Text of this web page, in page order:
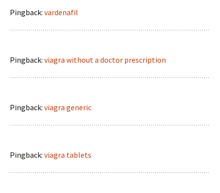
Pingback: vardenafil
Pingback: viagra without a doctor prescription
Pingback: viagra generic
Pingback: viagra tablets